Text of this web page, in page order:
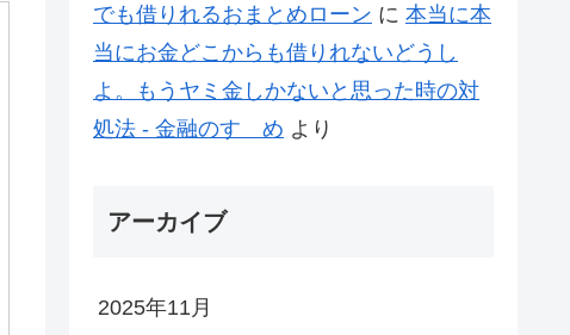
でも借りれるおまとめローン に 本当に本
当にお金どこからも借りれないどうし
よ。もうヤミ金しかないと思った時の対
処法 - 金融のすゝめ より
アーカイブ
2025年11月